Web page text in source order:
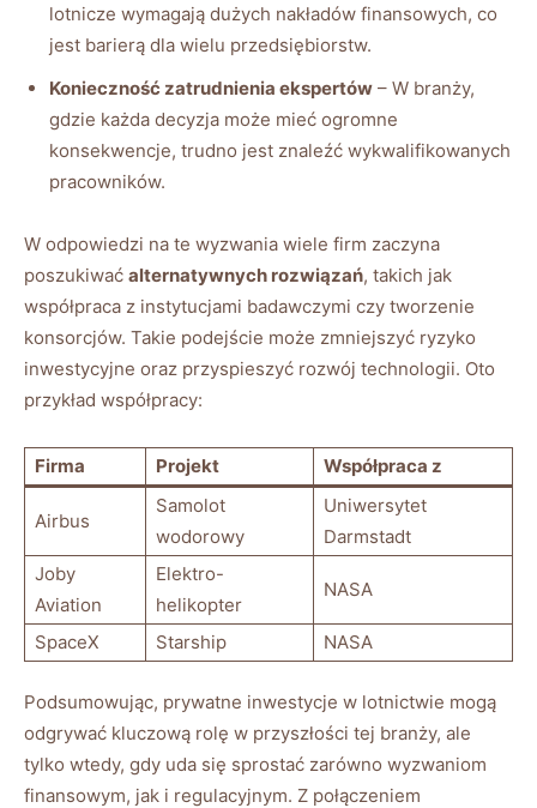
lotnicze wymagają dużych nakładów finansowych, co
jest barierą dla wielu przedsiębiorstw.
Konieczność zatrudnienia ekspertów – W branży,
gdzie każda decyzja może mieć ogromne
konsekwencje, trudno jest znaleźć wykwalifikowanych
pracowników.
W odpowiedzi na te wyzwania wiele firm zaczyna
poszukiwać alternatywnych rozwiązań, takich jak
współpraca z instytucjami badawczymi czy tworzenie
konsorcjów. Takie podejście może zmniejszyć ryzyko
inwestycyjne oraz przyspieszyć rozwój technologii. Oto
przykład współpracy:
Firma Projekt Współpraca z
Airbus
Samolot
wodorowy
Uniwersytet
Darmstadt
Joby
Aviation
Elektro-
helikopter
NASA
SpaceX Starship NASA
Podsumowując, prywatne inwestycje w lotnictwie mogą
odgrywać kluczową rolę w przyszłości tej branży, ale
tylko wtedy, gdy uda się sprostać zarówno wyzwaniom
finansowym, jak i regulacyjnym. Z połączeniem